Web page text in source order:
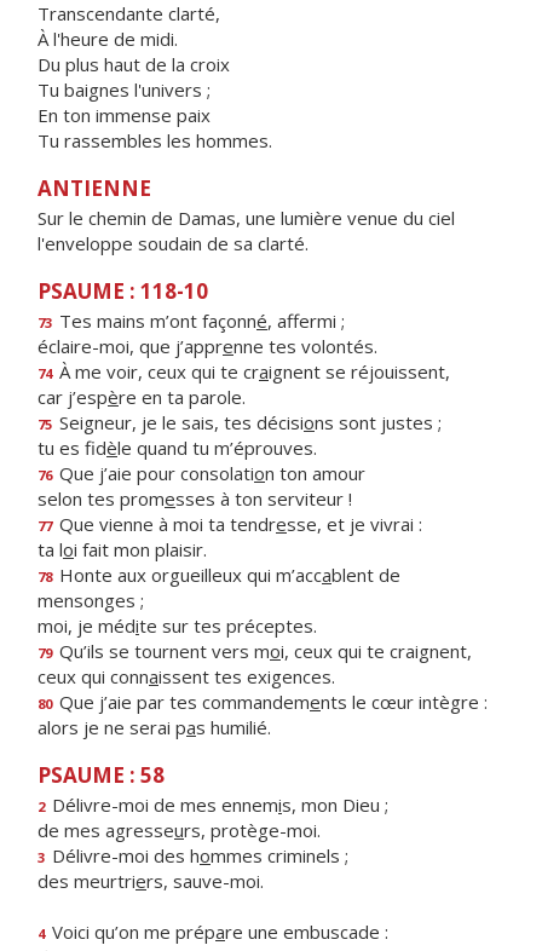
Transcendante clarté,
À l'heure de midi.
Du plus haut de la croix
Tu baignes l'univers ;
En ton immense paix
Tu rassembles les hommes.
ANTIENNE
Sur le chemin de Damas, une lumière venue du ciel
l'enveloppe soudain de sa clarté.
PSAUME : 118-10
73 Tes mains m’ont façonné, affermi ;
éclaire-moi, que j’apprenne tes volontés.
74 À me voir, ceux qui te craignent se réjouissent,
car j’espère en ta parole.
75 Seigneur, je le sais, tes décisions sont justes ;
tu es fidèle quand tu m’éprouves.
76 Que j’aie pour consolation ton amour
selon tes promesses à ton serviteur !
77 Que vienne à moi ta tendresse, et je vivrai :
ta loi fait mon plaisir.
78 Honte aux orgueilleux qui m’accablent de
mensonges ;
moi, je médite sur tes préceptes.
79 Qu’ils se tournent vers moi, ceux qui te craignent,
ceux qui connaissent tes exigences.
80 Que j’aie par tes commandements le cœur intègre :
alors je ne serai pas humilié.
PSAUME : 58
2 Délivre-moi de mes ennemis, mon Dieu ;
de mes agresseurs, protège-moi.
3 Délivre-moi des hommes criminels ;
des meurtriers, sauve-moi.
4 Voici qu’on me prépare une embuscade :